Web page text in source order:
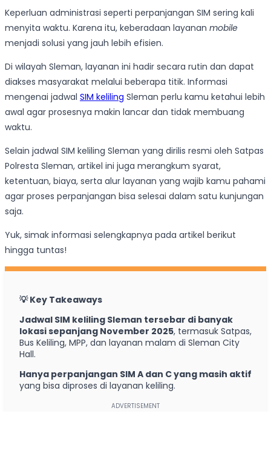
Keperluan administrasi seperti perpanjangan SIM sering kali
menyita waktu. Karena itu, keberadaan layanan mobile
menjadi solusi yang jauh lebih efisien.
Di wilayah Sleman, layanan ini hadir secara rutin dan dapat
diakses masyarakat melalui beberapa titik. Informasi
mengenai jadwal SIM keliling Sleman perlu kamu ketahui lebih
awal agar prosesnya makin lancar dan tidak membuang
waktu.
Selain jadwal SIM keliling Sleman yang dirilis resmi oleh Satpas
Polresta Sleman, artikel ini juga merangkum syarat,
ketentuan, biaya, serta alur layanan yang wajib kamu pahami
agar proses perpanjangan bisa selesai dalam satu kunjungan
saja.
Yuk, simak informasi selengkapnya pada artikel berikut
hingga tuntas!
💡 Key Takeaways
Jadwal SIM keliling Sleman tersebar di banyak
lokasi sepanjang November 2025, termasuk Satpas,
Bus Keliling, MPP, dan layanan malam di Sleman City
Hall.
Hanya perpanjangan SIM A dan C yang masih aktif
yang bisa diproses di layanan keliling.